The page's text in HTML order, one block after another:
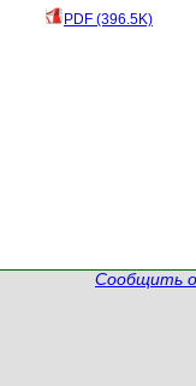
PDF (396.5K)
Сообщить о